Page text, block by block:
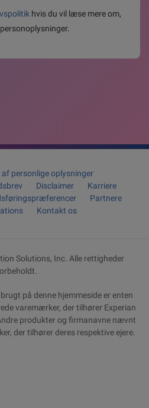
hvis du vil læse mere om,
af personlige oplysninger
Disclaimer
Karriere
Partnere
Kontakt os
Solutions, Inc. Alle rettigheder
på denne hjemmeside er enten
varemærker, der tilhører Experian
produkter og firmanavne nævnt
der tilhører deres respektive ejere.